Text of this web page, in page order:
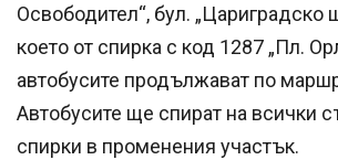
Освободител“, бул. „Цариградско
което от спирка с код 1287 „Пл.
автобусите продължават по
Автобусите ще спират на всички
спирки в променения участък.